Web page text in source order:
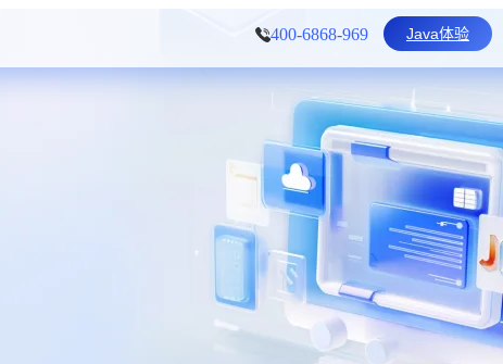
400-6868-969 Java体验